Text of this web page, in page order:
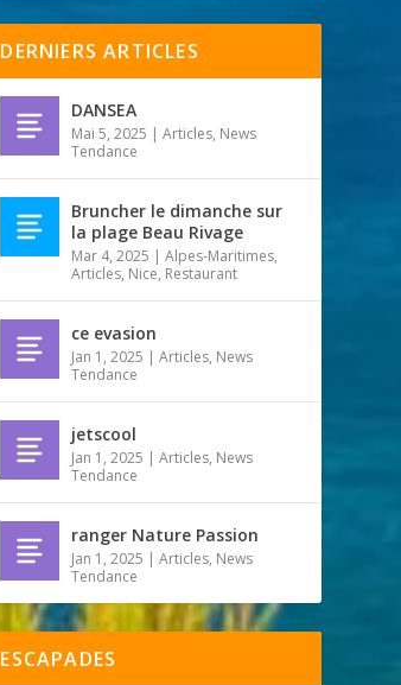
DERNIERS ARTICLES
DANSEA
Mai 5, 2025 |Articles, News
Tendance
Bruncher le dimanche sur
la plage Beau Rivage
Mar 4, 2025 |Alpes-Maritimes,
Articles, Nice, Restaurant
ce evasion
Jan 1, 2025 |Articles, News
Tendance
jetscool
Jan 1, 2025 |Articles, News
Tendance
ranger Nature Passion
Jan 1, 2025 |Articles, News
Tendance
ESCAPADES